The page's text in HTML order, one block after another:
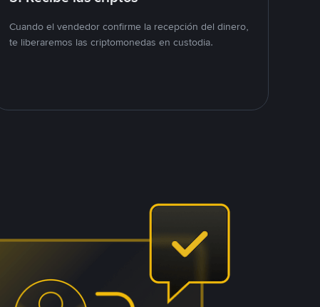
Cuando el vendedor confirme la recepción del dinero,
te liberaremos las criptomonedas en custodia.